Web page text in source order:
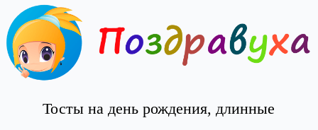
Тосты на день рождения, длинные